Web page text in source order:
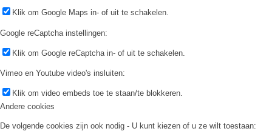
Klik om Google Maps in- of uit te schakelen.
Google reCaptcha instellingen:
Klik om Google reCaptcha in- of uit te schakelen.
Vimeo en Youtube video's insluiten:
Klik om video embeds toe te staan/te blokkeren.
Andere cookies
De volgende cookies zijn ook nodig - U kunt kiezen of u ze wilt toestaan: